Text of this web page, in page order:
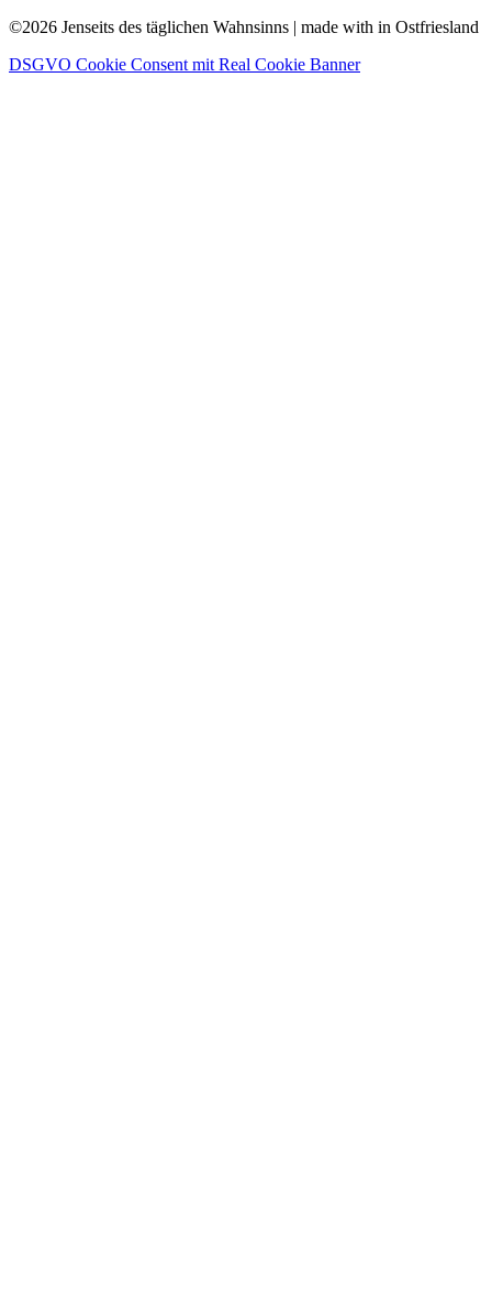
©2026 Jenseits des täglichen Wahnsinns | made with in Ostfriesland
DSGVO Cookie Consent mit Real Cookie Banner